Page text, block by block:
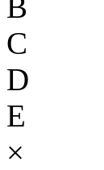
C
D
E
×